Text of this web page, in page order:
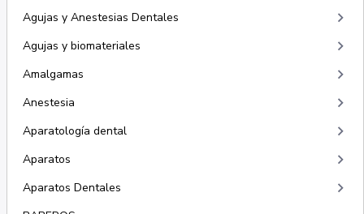
Agujas y Anestesias Dentales keyboard_arrow_right
Agujas y biomateriales keyboard_arrow_right
Amalgamas keyboard_arrow_right
Anestesia keyboard_arrow_right
Aparatología dental keyboard_arrow_right
Aparatos keyboard_arrow_right
Aparatos Dentales keyboard_arrow_right